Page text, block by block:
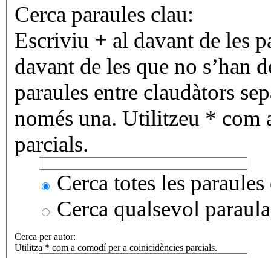
Cerca paraules clau:
Escriviu + al davant de les
davant de les que no s’han
paraules entre claudàtors
només una. Utilitzeu * com
parcials.
Cerca totes les
Cerca qualsevol paraula
Cerca per autor:
Utilitza * com a comodí per a coinicidències parcials.